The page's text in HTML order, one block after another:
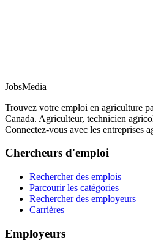
JobsMedia
Trouvez votre emploi en agriculture
Canada. Agriculteur, technicien
Connectez-vous avec les entreprises
Chercheurs d'emploi
Rechercher des emplois
Parcourir les catégories
Rechercher des employeurs
Carrières
Employeurs